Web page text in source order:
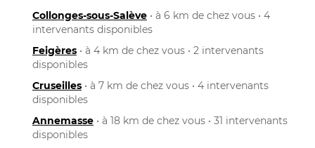
Collonges-sous-Salève • à 6 km de chez vous • 4
intervenants disponibles
Feigères • à 4 km de chez vous • 2 intervenants
disponibles
Cruseilles • à 7 km de chez vous • 4 intervenants
disponibles
Annemasse • à 18 km de chez vous • 31 intervenants
disponibles